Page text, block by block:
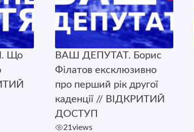
Що
ВАШ ДЕПУТАТ. Борис
Філатов ексклюзивно
про перший рік другої
каденції // ВІДКРИТИЙ
ДОСТУП
21views